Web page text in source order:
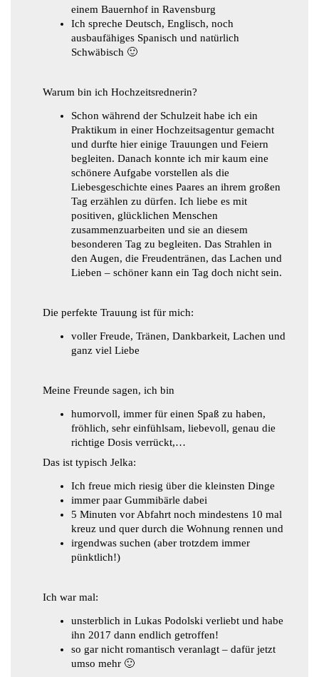
einem Bauernhof in Ravensburg
Ich spreche Deutsch, Englisch, noch
ausbaufähiges Spanisch und natürlich
Schwäbisch 🙂
Warum bin ich Hochzeitsrednerin?
Schon während der Schulzeit habe ich ein
Praktikum in einer Hochzeitsagentur gemacht
und durfte hier einige Trauungen und Feiern
begleiten. Danach konnte ich mir kaum eine
schönere Aufgabe vorstellen als die
Liebesgeschichte eines Paares an ihrem großen
Tag erzählen zu dürfen. Ich liebe es mit
positiven, glücklichen Menschen
zusammenzuarbeiten und sie an diesem
besonderen Tag zu begleiten. Das Strahlen in
den Augen, die Freudentränen, das Lachen und
Lieben – schöner kann ein Tag doch nicht sein.
Die perfekte Trauung ist für mich:
voller Freude, Tränen, Dankbarkeit, Lachen und
ganz viel Liebe
Meine Freunde sagen, ich bin
humorvoll, immer für einen Spaß zu haben,
fröhlich, sehr einfühlsam, liebevoll, genau die
richtige Dosis verrückt,…
Das ist typisch Jelka:
Ich freue mich riesig über die kleinsten Dinge
immer paar Gummibärle dabei
5 Minuten vor Abfahrt noch mindestens 10 mal
kreuz und quer durch die Wohnung rennen und
irgendwas suchen (aber trotzdem immer
pünktlich!)
Ich war mal:
unsterblich in Lukas Podolski verliebt und habe
ihn 2017 dann endlich getroffen!
so gar nicht romantisch veranlagt – dafür jetzt
umso mehr 🙂